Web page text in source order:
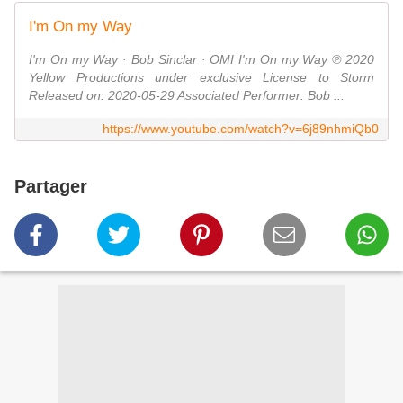
I'm On my Way
I'm On my Way · Bob Sinclar · OMI I'm On my Way ℗ 2020
Yellow Productions under exclusive License to Storm
Released on: 2020-05-29 Associated Performer: Bob ...
https://www.youtube.com/watch?v=6j89nhmiQb0
Partager